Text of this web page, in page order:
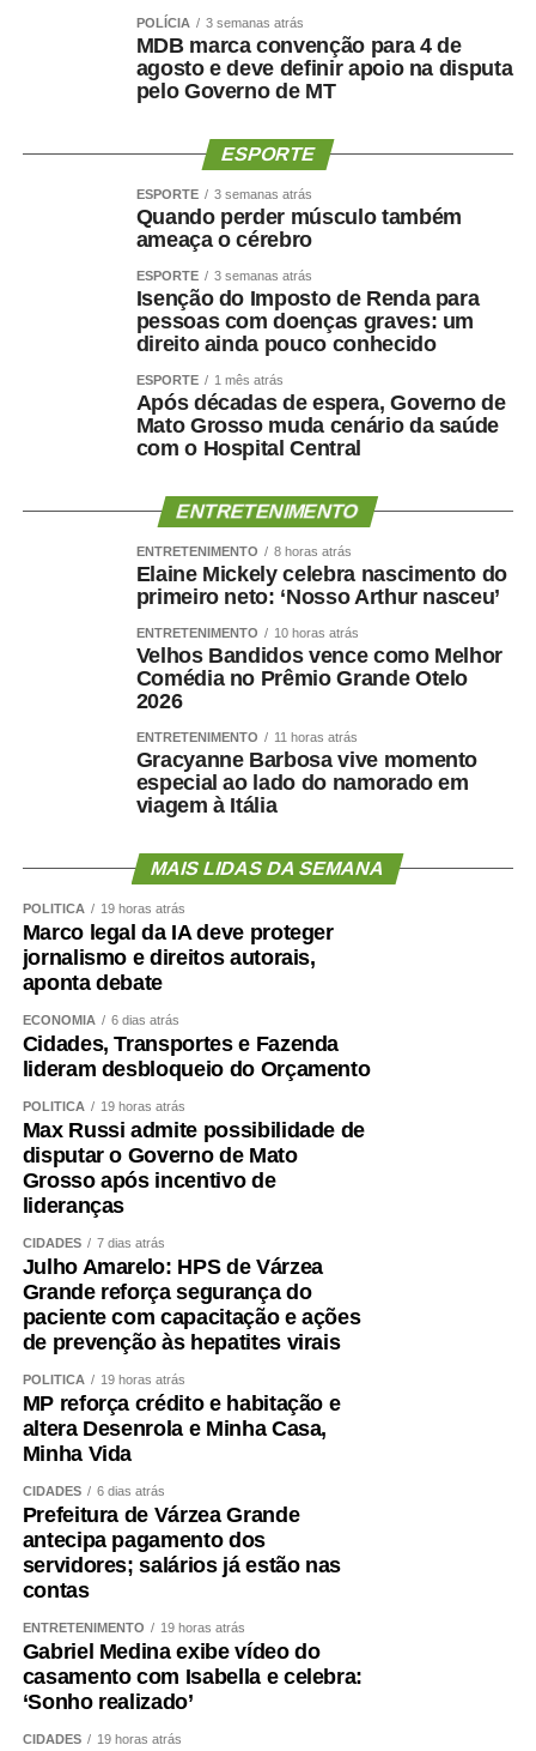
Esta é a quarta vez consecutiva que o comitê reduz os
juros. A decisão foi tomada em reunião na sede do BC,
Segundo a instituição, o novo ajuste gradual de menos
0,25 ponto é compatível com a estratégia de
convergência da inflação para o redor da meta no
próximo período.
Sobre o ambiente externo, o BC voltou a apontar o
cenário de indefinição acerca dos conflitos armados no
Oriente Médio e da incerteza sobre a política monetária
COMENTE ABAIXO:
WhatsApp
Facebook
Twitter
Messenger
LinkedIn
Share
POLÍCIA 3 semanas atrás
MDB marca convenção para 4 de
agosto e deve definir apoio na disputa
pelo Governo de MT
ESPORTE
ESPORTE 3 semanas atrás
Quando perder músculo também
ameaça o cérebro
ESPORTE 3 semanas atrás
Isenção do Imposto de Renda para
pessoas com doenças graves: um
direito ainda pouco conhecido
ESPORTE 1 mês atrás
Após décadas de espera, Governo de
Mato Grosso muda cenário da saúde
com o Hospital Central
ENTRETENIMENTO
ENTRETENIMENTO 8 horas atrás
Elaine Mickely celebra nascimento do
primeiro neto: ‘Nosso Arthur nasceu’
ENTRETENIMENTO 10 horas atrás
Velhos Bandidos vence como Melhor
Comédia no Prêmio Grande Otelo
2026
ENTRETENIMENTO 11 horas atrás
Gracyanne Barbosa vive momento
especial ao lado do namorado em
viagem à Itália
MAIS LIDAS DA SEMANA
POLÍTICA 19 horas atrás
Marco legal da IA deve proteger
jornalismo e direitos autorais,
aponta debate
ECONOMIA 6 dias atrás
Cidades, Transportes e Fazenda
lideram desbloqueio do Orçamento
POLÍTICA 19 horas atrás
Max Russi admite possibilidade de
disputar o Governo de Mato
Grosso após incentivo de
lideranças
CIDADES 7 dias atrás
Julho Amarelo: HPS de Várzea
Grande reforça segurança do
paciente com capacitação e ações
de prevenção às hepatites virais
POLÍTICA 19 horas atrás
MP reforça crédito e habitação e
altera Desenrola e Minha Casa,
Minha Vida
CIDADES 6 dias atrás
Prefeitura de Várzea Grande
antecipa pagamento dos
servidores; salários já estão nas
contas
ENTRETENIMENTO 19 horas atrás
Gabriel Medina exibe vídeo do
casamento com Isabella e celebra:
‘Sonho realizado’
CIDADES 19 horas atrás